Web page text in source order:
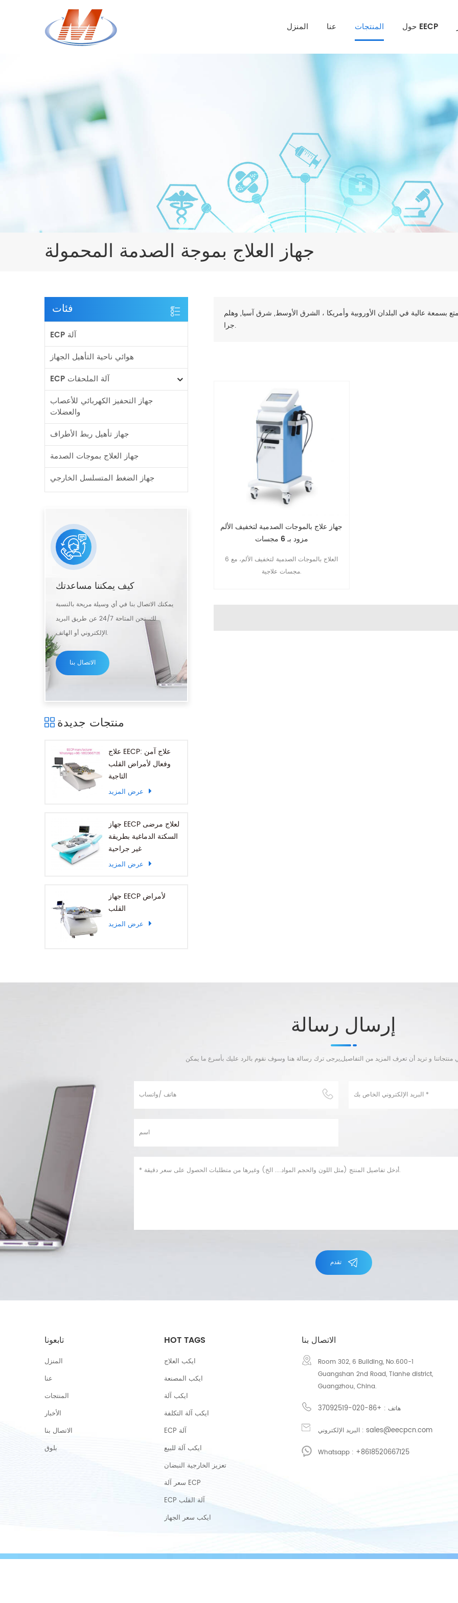
المنزل عنا المنتجات حول EECP
جهاز العلاج بموجة الصدمة المحمولة
فئات
ECP آلة
هوائي ناحية التأهيل الجهاز
ECP آلة الملحقات
جهاز التحفيز الكهربائي للأعصاب
والعضلات
جهاز تأهيل ربط الأطراف
جهاز العلاج بموجات الصدمة
جهاز الضغط المتسلسل الخارجي
كيف يمكننا مساعدتك
يمكنك الاتصال بنا في أي وسيلة مريحة بالنسبة
لك. نحن المتاحة 24/7 عن طريق البريد
الإلكتروني أو الهاتف.
الاتصال بنا
منتجات جديدة
علاج EECP: علاج آمن
وفعال لأمراض القلب
التاجية
عرض المزيد
جهاز EECP لعلاج مرضى
السكتة الدماغية بطريقة
غير جراحية
عرض المزيد
جهاز EECP لأمراض
القلب
عرض المزيد
بسمعة عالية في البلدان الأوروبية وأمريكا ، الشرق الأوسط, شرق آسيا, وهلم
جرا.
جهاز علاج بالموجات الصدمية لتخفيف الألم
مزود بـ 6 مجسات
العلاج بالموجات الصدمية لتخفيف الألم، مع 6
مجسات علاجية.
إرسال رسالة
تقدم
تابعونا
المنزل
عنا
المنتجات
الأخبار
الاتصال بنا
بلوق
HOT TAGS
ايكب العلاج
ايكب المصنعة
ايكب آلة
ايكب آلة التكلفة
ECP آلة
ايكب آلة للبيع
تعزيز الخارجية النبضان
سعر آلة ECP
ECP آلة القلب
ايكب سعر الجهاز
الاتصال بنا
Room 302, 6 Building, No.600-1
Guangshan 2nd Road, Tianhe district,
Guangzhou, China.
هاتف : +86-020-37092519
البريد الإلكتروني :sales@eecpcn.com
Whatsapp : +8618520667125